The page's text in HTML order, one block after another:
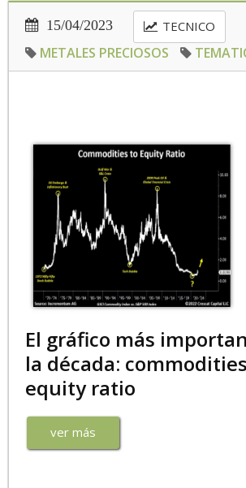
15/04/2023 TECNICO
METALES PRECIOSOS
El gráfico más
la década:
equity ratio
ver más